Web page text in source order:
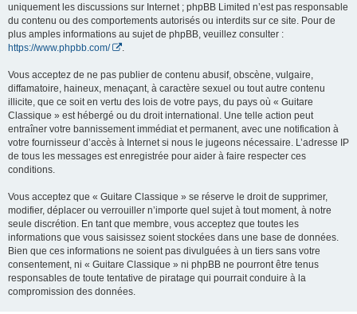
uniquement les discussions sur Internet ; phpBB Limited n’est pas responsable
du contenu ou des comportements autorisés ou interdits sur ce site. Pour de
plus amples informations au sujet de phpBB, veuillez consulter :
https://www.phpbb.com/
Vous acceptez de ne pas publier de contenu abusif, obscène, vulgaire,
diffamatoire, haineux, menaçant, à caractère sexuel ou tout autre contenu
illicite, que ce soit en vertu des lois de votre pays, du pays où « Guitare
Classique » est hébergé ou du droit international. Une telle action peut
entraîner votre bannissement immédiat et permanent, avec une notification à
votre fournisseur d’accès à Internet si nous le jugeons nécessaire. L’adresse IP
de tous les messages est enregistrée pour aider à faire respecter ces
conditions.
Vous acceptez que « Guitare Classique » se réserve le droit de supprimer,
modifier, déplacer ou verrouiller n’importe quel sujet à tout moment, à notre
seule discrétion. En tant que membre, vous acceptez que toutes les
informations que vous saisissez soient stockées dans une base de données.
Bien que ces informations ne soient pas divulguées à un tiers sans votre
consentement, ni « Guitare Classique » ni phpBB ne pourront être tenus
responsables de toute tentative de piratage qui pourrait conduire à la
compromission des données.